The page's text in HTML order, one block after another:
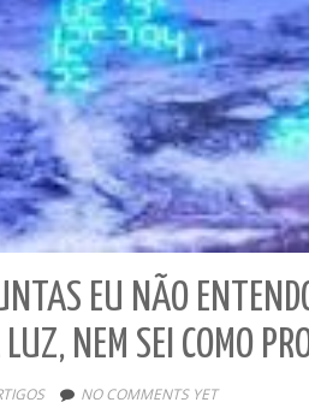
EU NÃO
LUZ, NEM SEI COMO
NO COMMENTS YET